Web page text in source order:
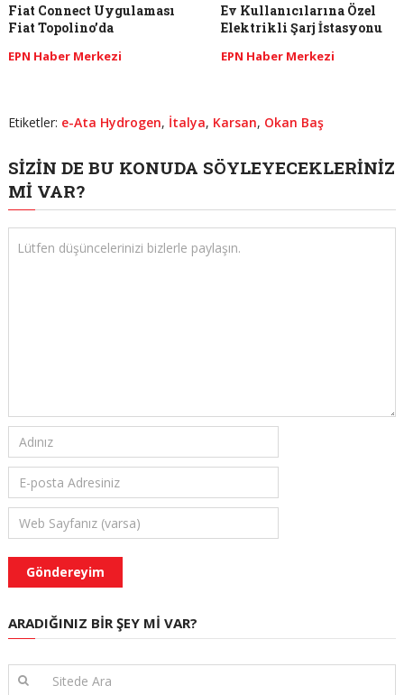
Fiat Connect Uygulaması
Fiat Topolino’da
EPN Haber Merkezi
Ev Kullanıcılarına Özel
Elektrikli Şarj İstasyonu
EPN Haber Merkezi
Etiketler: e-Ata Hydrogen, İtalya, Karsan, Okan Baş
SIZIN DE BU KONUDA SÖYLEYECEKLERINIZ
MI VAR?
ARADIĞINIZ BIR ŞEY MI VAR?